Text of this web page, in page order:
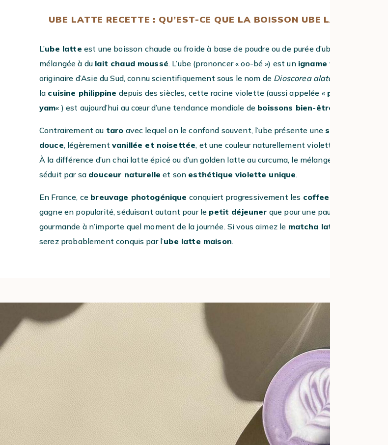
UBE LATTE RECETTE : QU’EST-CE QUE LA BOISSON UBE LATTE ?
L’ube latte est une boisson chaude ou froide à base de poudre ou de purée d’ube,
mélangée à du lait chaud moussé. L’ube (prononcer « oo-bé ») est un igname violet
originaire d’Asie du Sud, connu scientifiquement sous le nom de Dioscorea alata
la cuisine philippine depuis des siècles, cette racine violette (aussi appelée « purple
yam« ) est aujourd’hui au cœur d’une tendance mondiale de boissons bien-être
Contrairement au taro avec lequel on le confond souvent, l’ube présente une saveur
douce, légèrement vanillée et noisettée, et une couleur naturellement violette intense.
À la différence d’un chai latte épicé ou d’un golden latte au curcuma, le mélange d’ube
séduit par sa douceur naturelle et son esthétique violette unique.
En France, ce breuvage photogénique conquiert progressivement les coffee shops
gagne en popularité, séduisant autant pour le petit déjeuner que pour une pause
gourmande à n’importe quel moment de la journée. Si vous aimez le matcha latte
serez probablement conquis par l’ube latte maison.